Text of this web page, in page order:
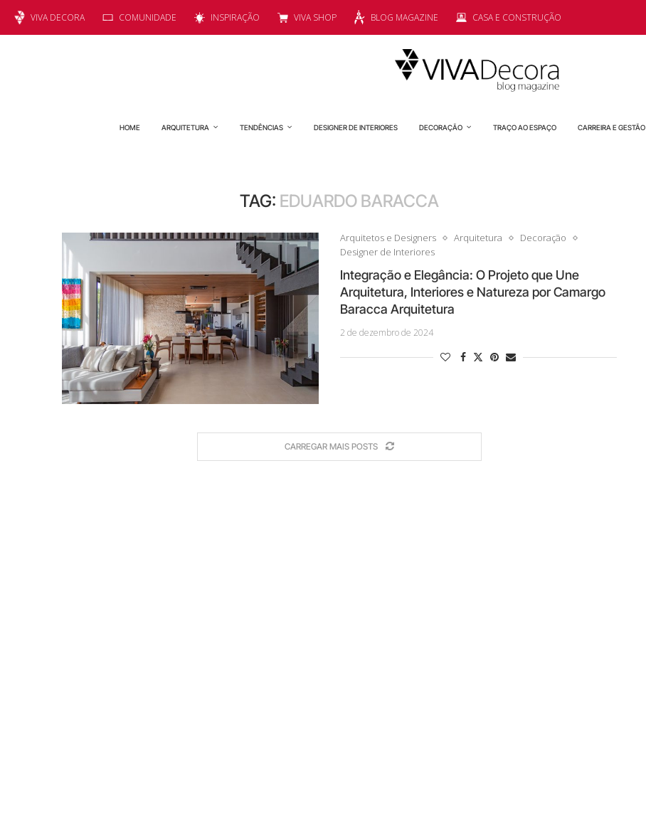
VIVA DECORA COMUNIDADE INSPIRAÇÃO VIVA SHOP BLOG MAGAZINE CASA E CONSTRUÇÃO
HOME ARQUITETURA TENDÊNCIAS DESIGNER DE INTERIORES DECORAÇÃO TRAÇO AO ESPAÇO CARREIRA E GESTÃO
TAG: EDUARDO BARACCA
Arquitetos e Designers Arquitetura
Decoração
Designer de Interiores
Integração e Elegância: O Projeto que Une
Arquitetura, Interiores e Natureza por Camargo
Baracca Arquitetura
2 de dezembro de 2024
CARREGAR MAIS POSTS